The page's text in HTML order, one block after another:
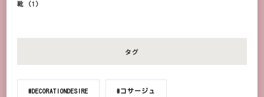
靴 (1)
タグ
#DECORATIONDESIRE #コサージュ